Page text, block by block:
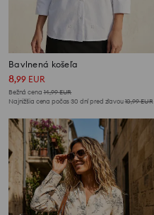
Bavlnená košeľa
8,99 EUR
Bežná cena 14,99EUR
Najnižšia cena počas 30 dní pred zľavou10,99EUR